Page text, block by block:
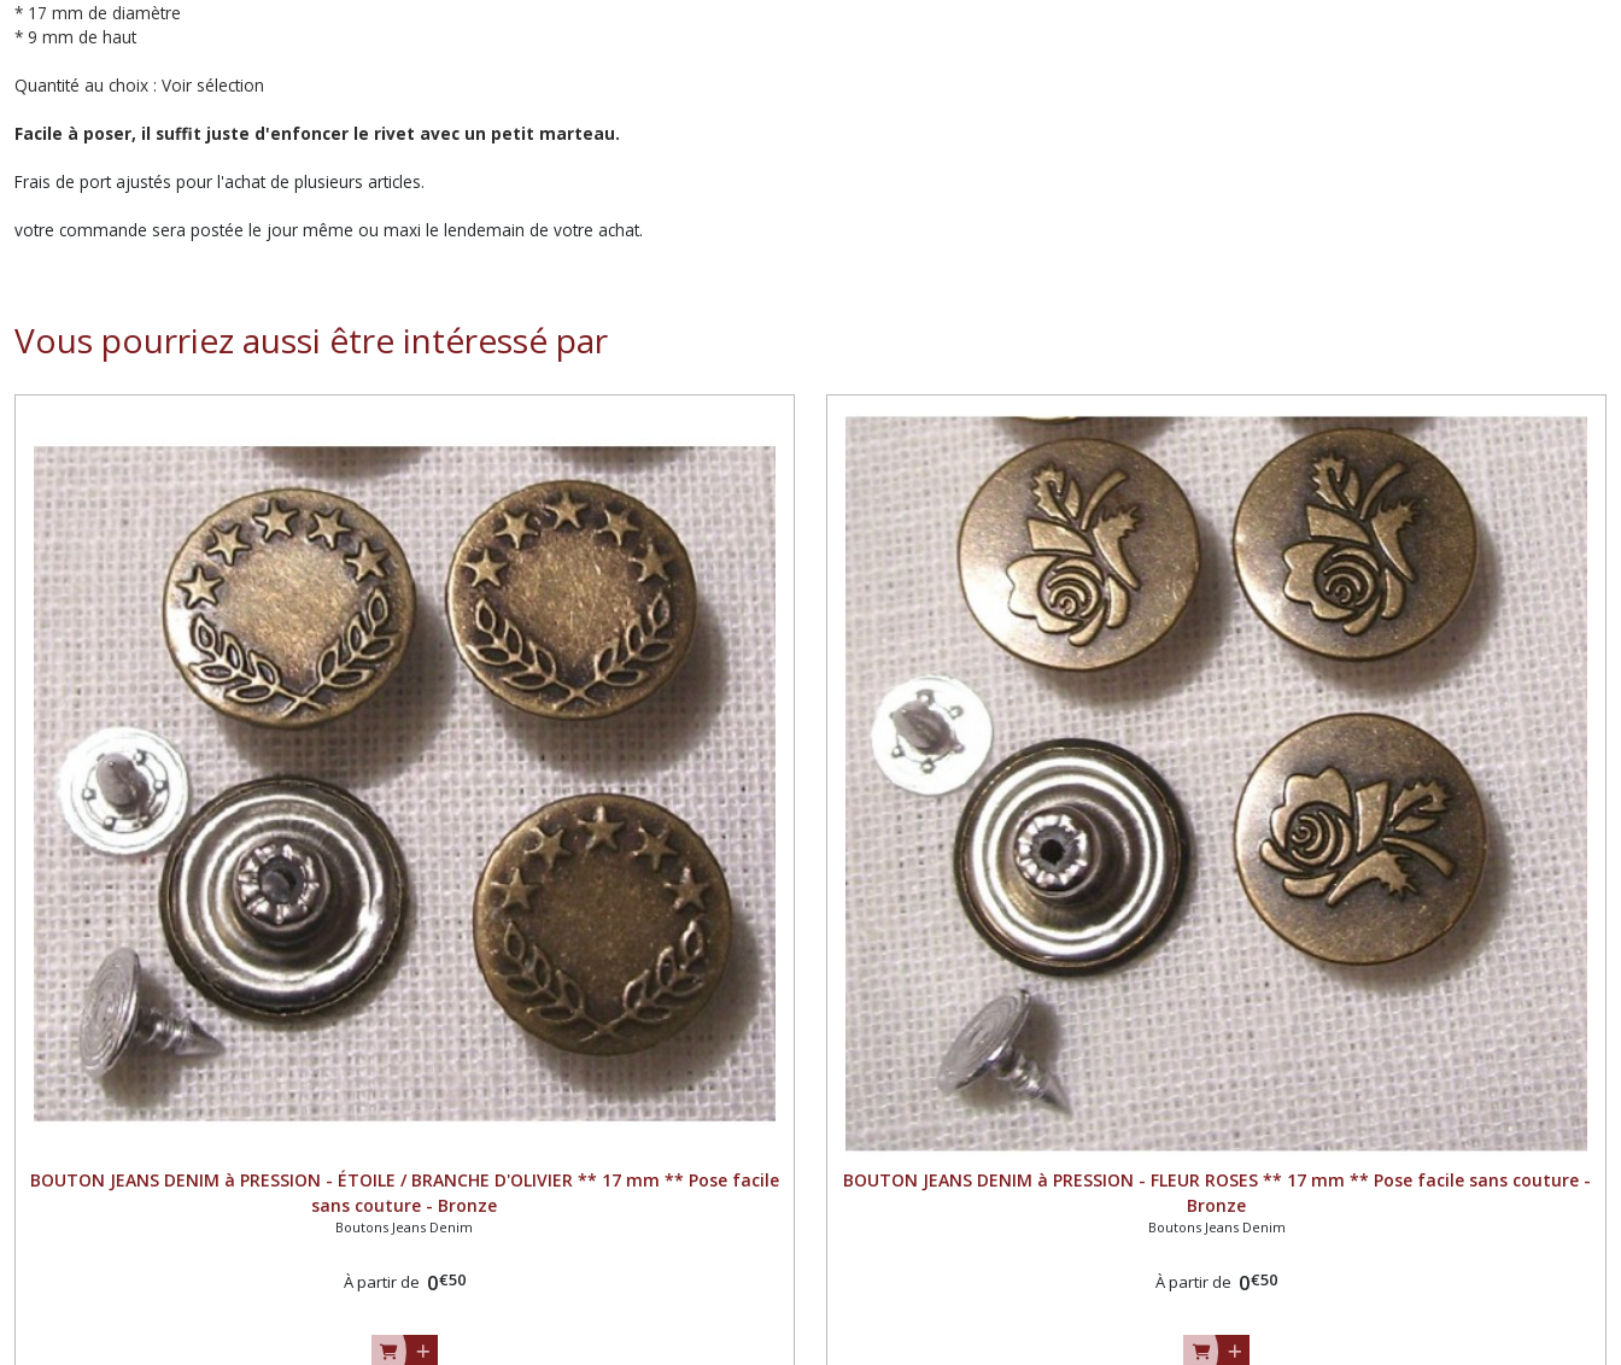
* 17 mm de diamètre
* 9 mm de haut
Quantité au choix : Voir sélection
Facile à poser, il suffit juste d'enfoncer le rivet avec un petit marteau.
Frais de port ajustés pour l'achat de plusieurs articles.
votre commande sera postée le jour même ou maxi le lendemain de votre achat.
Vous pourriez aussi être intéressé par
BOUTON JEANS DENIM à PRESSION - ÉTOILE / BRANCHE D'OLIVIER ** 17 mm ** Pose facile
sans couture - Bronze
Boutons Jeans Denim
À partir de 0€50
BOUTON JEANS DENIM à PRESSION - FLEUR ROSES ** 17 mm ** Pose facile sans couture -
Bronze
Boutons Jeans Denim
À partir de 0€50